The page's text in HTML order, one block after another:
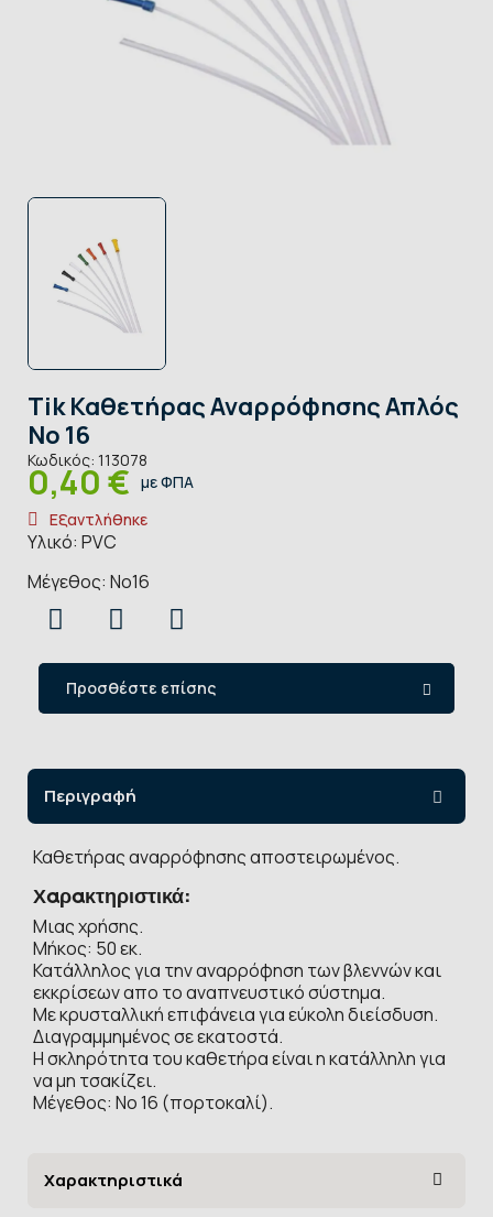
Tik Καθετήρας Αναρρόφησης Απλός
Νο 16
Κωδικός: 113078
0,40 € με ΦΠΑ
Εξαντλήθηκε
Υλικό: PVC
Μέγεθος: Νο16
Προσθέστε επίσης
Περιγραφή
Καθετήρας αναρρόφησης αποστειρωμένος.
Χαρακτηριστικά:
Μιας χρήσης.
Μήκος: 50 εκ.
Κατάλληλος για την αναρρόφηση των βλεννών και
εκκρίσεων απο το αναπνευστικό σύστημα.
Με κρυσταλλική επιφάνεια για εύκολη διείσδυση.
Διαγραμμημένος σε εκατοστά.
Η σκληρότητα του καθετήρα είναι η κατάλληλη για
να μη τσακίζει.
Μέγεθος: Νο 16 (πορτοκαλί).
Χαρακτηριστικά